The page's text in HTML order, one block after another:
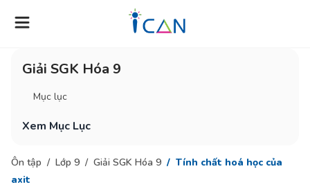
Giải SGK Hóa 9
Mục lục
Xem Mục Lục
Ôn tập Lớp 9 Giải SGK Hóa 9
Tính chất hoá học của
axit